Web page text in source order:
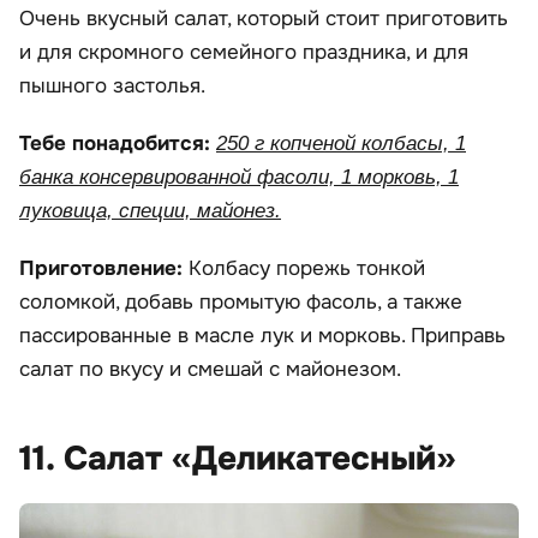
Очень вкусный салат, который стоит приготовить
и для скромного семейного праздника, и для
пышного застолья.
Тебе понадобится: 250 г копченой колбасы, 1
банка консервированной фасоли, 1 морковь, 1
луковица, специи, майонез.
Приготовление: Колбасу порежь тонкой
соломкой, добавь промытую фасоль, а также
пассированные в масле лук и морковь. Приправь
салат по вкусу и смешай с майонезом.
11. Салат «Деликатесный»